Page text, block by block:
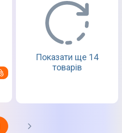
Показати ще 14
товарів